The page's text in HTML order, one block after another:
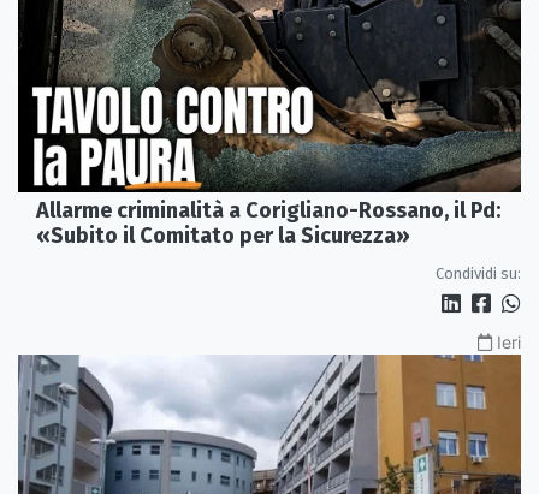
Allarme criminalità a Corigliano-Rossano, il Pd:
«Subito il Comitato per la Sicurezza»
Condividi su:
Ieri